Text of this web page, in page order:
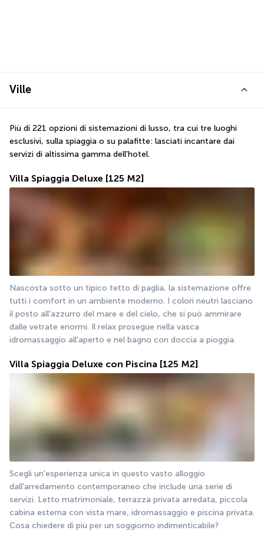
Ville
Più di 221 opzioni di sistemazioni di lusso, tra cui tre luoghi
esclusivi, sulla spiaggia o su palafitte: lasciati incantare dai
servizi di altissima gamma dell'hotel.
Villa Spiaggia Deluxe [125 M2]
Nascosta sotto un tipico tetto di paglia, la sistemazione offre
tutti i comfort in un ambiente moderno. I colori neutri lasciano
il posto all'azzurro del mare e del cielo, che si può ammirare
dalle vetrate enormi. Il relax prosegue nella vasca
idromassaggio all'aperto e nel bagno con doccia a pioggia.
Villa Spiaggia Deluxe con Piscina [125 M2]
Scegli un'esperienza unica in questo vasto alloggio
dall'arredamento contemporaneo che include una serie di
servizi. Letto matrimoniale, terrazza privata arredata, piccola
cabina esterna con vista mare, idromassaggio e piscina privata.
Cosa chiedere di più per un soggiorno indimenticabile?